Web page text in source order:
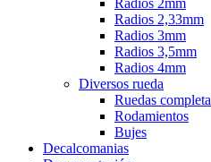
Radios 2,33mm
Radios 3mm
Radios 3,5mm
Radios 4mm
Diversos rueda
Ruedas
Rodamientos
Bujes
Decalcomanias